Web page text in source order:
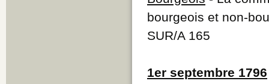
bourgeois et non-
SUR/A 165
1er septembre 1796